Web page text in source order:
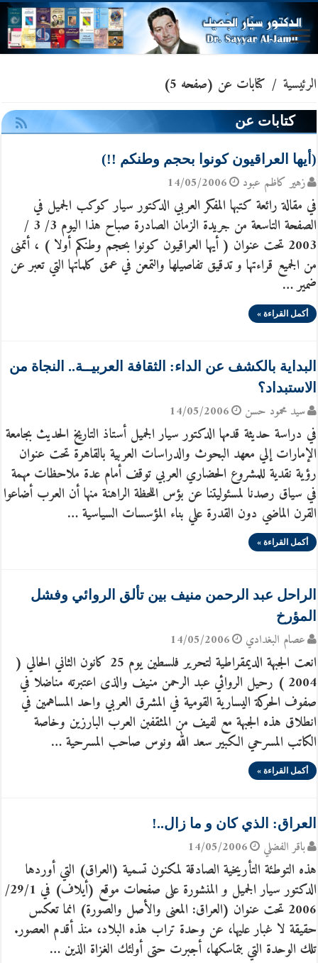
الرئيسية / كتابات عن (صفحه 5)
كتابات عن
(أيها العراقيون كونوا بحجم وطنكم !!)
زهير كاظم عبود 14/05/2006
في مقالة رائعة كتبها المفكر العربي الدكتور سيار كوكب الجميل في
الصفحة التاسعة من جريدة الزمان الصادرة صباح هذا اليوم 3/ 3 /
2003 تحت عنوان ( أيها العراقيون كونوا بحجم وطنكم أولا ) ، أتمنى
من الجميع قراءتها و تدقيق تفاصيلها والتمعن في عمق كلماتها التي تعبر عن
ضمير …
أكمل القراءة »
البداية بالكشف عن الداء‏:‏ الثقافة العربيــة‏..‏ النجاة من
الاستبداد؟
سيد محمود حسن 14/05/2006
في دراسة حديثة قدمها الدكتور سيار الجميل أستاذ التاريخ الحديث بجامعة
الإمارات إلي معهد البحوث والدراسات العربية بالقاهرة تحت عنوان
رؤية نقدية للمشروع الحضاري العربي توقف أمام عدة ملاحظات مهمة
في سياق رصدنا لمسئوليتنا عن بؤس اللحظة الراهنة منها أن العرب أضاعوا
القرن الماضي دون القدرة علي بناء المؤسسات السياسية …
أكمل القراءة »
الراحل عبد الرحمن منيف بين تألق الروائي وفشل
المؤرخ
عصام البغدادي 14/05/2006
انعت الجبهة الديمقراطية لتحرير فلسطين يوم 25 كانون الثاني الحالي (
2004 ) رحيل الروائي عبد الرحمن منيف والذى اعتبرته مناضلا في
صفوف الحركة اليسارية القومية في المشرق العربي واحد المساهمين في
انطلاق هذه الجبهة مع لفيف من المثقفبن العرب البارزين وخاصة
الكاتب المسرحي الكبير سعد الله ونوس صاحب المسرحية …
أكمل القراءة »
العراق: الذي كان و ما زال..!
باقر الفضلي 14/05/2006
هذه التوطئة التأريخية الصادقة لمكنون تسمية (العراق) التي أوردها
الدكتور سيار الجميل و المنشورة على صفحات موقع (أيلاف) في 29/1/
2006 تحت عنوان (العراق: المعنى والأصل والصورة) انما تعكس
حقيقة لا غبار عليها، عن وحدة تراب هذه البلاد، منذ أقدم العصور.
تلك الوحدة التي بتماسكها، أجبرت حتى أولئك الغزاة الذين …